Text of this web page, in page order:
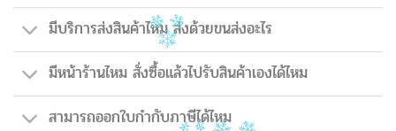
มีบริการส่งสินค้าไหม ส่งด้วยขนส่งอะไร
มีหน้าร้านไหม สั่งซื้อแล้วไปรับสินค้าเองได้ไหม
สามารถออกใบกำกับภาษีได้ไหม